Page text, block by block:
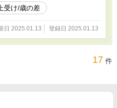
受け/歳の差
日 2025.01.13 登録日 2025.01.13
17 件